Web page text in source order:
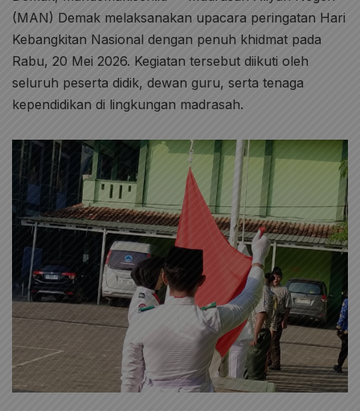
(MAN) Demak melaksanakan upacara peringatan Hari
Kebangkitan Nasional dengan penuh khidmat pada
Rabu, 20 Mei 2026. Kegiatan tersebut diikuti oleh
seluruh peserta didik, dewan guru, serta tenaga
kependidikan di lingkungan madrasah.